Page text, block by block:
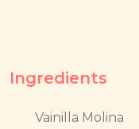
Ingredients
Vainilla Molina